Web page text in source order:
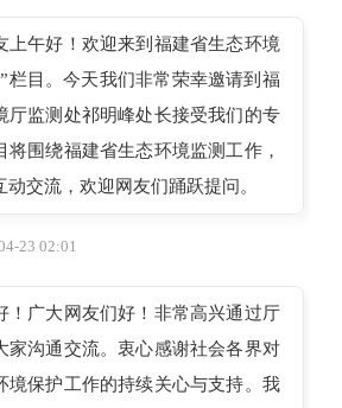
上午好！欢迎来到福建省生态环境
栏目。今天我们非常荣幸邀请到福
厅监测处祁明峰处长接受我们的专
将围绕福建省生态环境监测工作，
交流，欢迎网友们踊跃提问。
23 02:01
！广大网友们好！非常高兴通过厅
家沟通交流。衷心感谢社会各界对
境保护工作的持续关心与支持。我